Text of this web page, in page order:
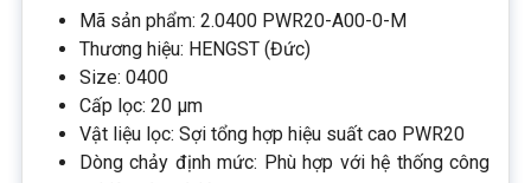
Mã sản phẩm: 2.0400 PWR20-A00-0-M
Thương hiệu: HENGST (Đức)
Size: 0400
Cấp lọc: 20 µm
Vật liệu lọc: Sợi tổng hợp hiệu suất cao PWR20
Dòng chảy định mức: Phù hợp với hệ thống công